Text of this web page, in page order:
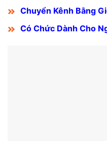
Chuyển Kênh Bằng
Có Chức Dành Cho